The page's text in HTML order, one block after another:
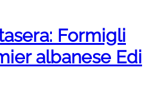
Formigli
albanese Edi